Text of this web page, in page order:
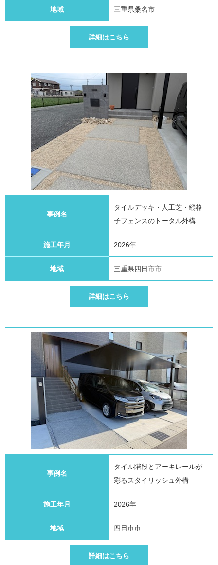
地域 三重県桑名市
詳細はこちら
事例名
タイルデッキ・人工芝・縦格
子フェンスのトータル外構
施工年月 2026年
地域 三重県四日市市
詳細はこちら
事例名
タイル階段とアーキレールが
彩るスタイリッシュ外構
施工年月 2026年
地域 四日市市
詳細はこちら